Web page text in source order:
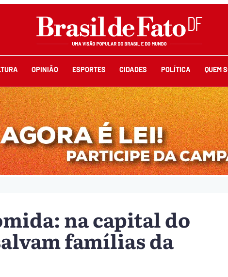
OPINIÃO ESPORTES CIDADES POLÍTICA QUEM
na capital do
famílias da